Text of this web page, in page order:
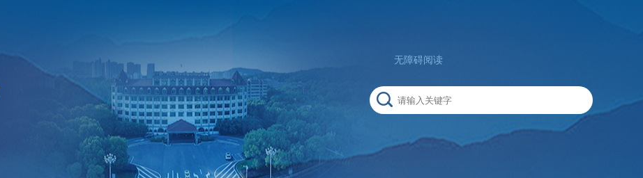
无障碍阅读